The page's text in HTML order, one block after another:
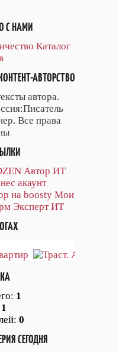
С НАМИ
Каталог
АВТОРСТВО
автора.
Все права
Автор ИТ
акаунт
на boosty Мои
Эксперт ИТ
1
1
0
СЕГОДНЯ